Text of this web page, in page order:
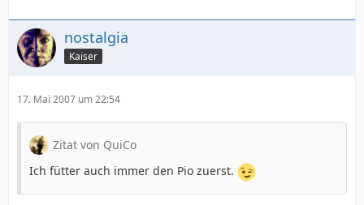
nostalgia
Kaiser
17. Mai 2007 um 22:54
Zitat von QuiCo
Ich fütter auch immer den Pio zuerst.